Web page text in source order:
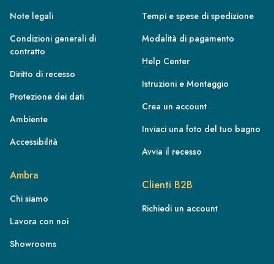
Note legali
Condizioni generali di
contratto
Diritto di recesso
Protezione dei dati
Ambiente
Accessibilità
Ambra
Chi siamo
Lavora con noi
Showrooms
Tempi e spese di spedizione
Modalità di pagamento
Help Center
Istruzioni e Montaggio
Crea un account
Inviaci una foto del tuo bagno
Avvia il recesso
Clienti B2B
Richiedi un account
IE
IT
NL
ES